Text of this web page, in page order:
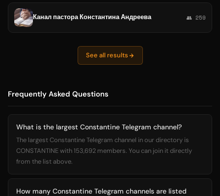
Канал пастора Константина Андреева 👥 259
See all results
Frequently Asked Questions
What is the largest Constantine Telegram channel?
The largest Constantine Telegram channel in our directory is
CONSTANTINE with 153,692 members. You can join it directly
from the list above.
How many Constantine Telegram channels are listed